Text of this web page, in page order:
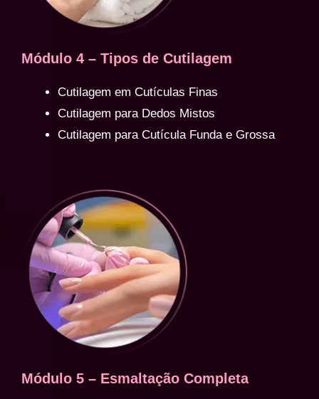
Módulo 4 – Tipos de Cutilagem
Cutilagem em Cutículas Finas
Cutilagem para Dedos Mistos
Cutilagem para Cutícula Funda e Grossa
Módulo 5 – Esmaltação Completa